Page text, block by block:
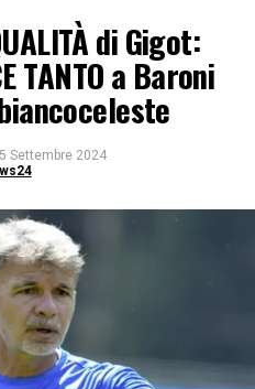
di Gigot:
TANTO a Baroni
5 Settembre 2024